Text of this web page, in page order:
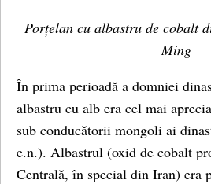
Porțelan cu albastru de cobalt
Ming
În prima perioadă a domniei
albastru cu alb era cel mai
sub conducătorii mongoli ai
e.n.). Albastrul (oxid de cobalt
Centrală, în special din Iran) era